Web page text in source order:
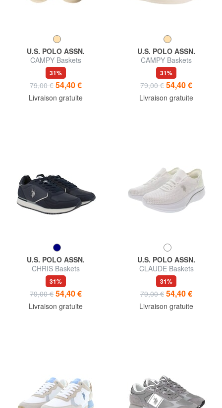
U.S. POLO ASSN.
CAMPY Baskets
31%
79,00 € 54,40 €
Livraison gratuite
U.S. POLO ASSN.
CAMPY Baskets
31%
79,00 € 54,40 €
Livraison gratuite
U.S. POLO ASSN.
CHRIS Baskets
31%
79,00 € 54,40 €
Livraison gratuite
U.S. POLO ASSN.
CLAUDE Baskets
31%
79,00 € 54,40 €
Livraison gratuite